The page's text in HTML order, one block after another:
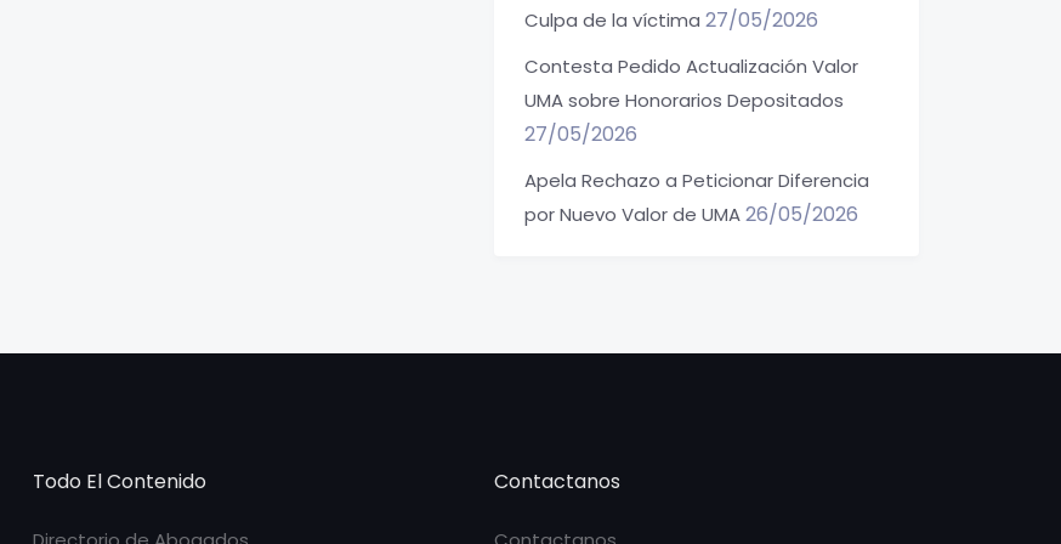
Culpa de la víctima 27/05/2026
Contesta Pedido Actualización Valor
UMA sobre Honorarios Depositados
27/05/2026
Apela Rechazo a Peticionar Diferencia
por Nuevo Valor de UMA26/05/2026
Todo El Contenido Contactanos